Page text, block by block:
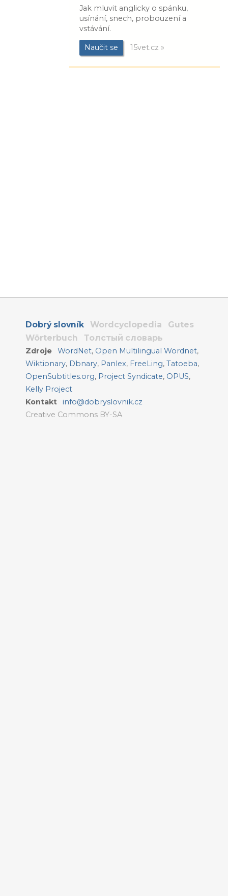
Jak mluvit anglicky o spánku,
usínání, snech, probouzení a
vstávání.
Naučit se 15vet.cz »
Dobrý slovník Wordcyclopedia
Gutes
Wörterbuch
Толстый словарь
Zdroje WordNet, Open Multilingual Wordnet,
Wiktionary, Dbnary, Panlex, FreeLing, Tatoeba,
OpenSubtitles.org, Project Syndicate, OPUS,
Kelly Project
Kontakt
info@dobryslovnik.cz
Creative Commons BY-SA